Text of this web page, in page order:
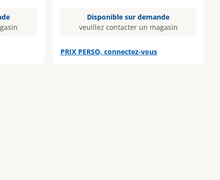
Disponible sur demande
veuillez contacter un magasin
PRIX PERSO, connectez-vous